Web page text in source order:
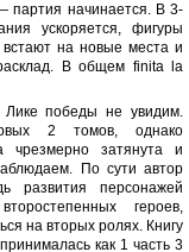
партия начинается. В 3-
ускоряется, фигуры
на новые места и
В общем finita la
победы не увидим.
2 томов, однако
чрезмерно затянута и
По сути автор
развития персонажей
героев,
на вторых ролях. Книгу
как 1 часть 3